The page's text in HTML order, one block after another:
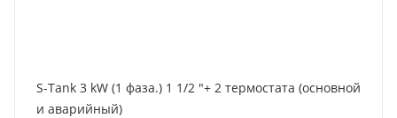
S-Tank 3 kW (1 фаза.) 1 1/2 "+ 2 термостата (основной
и аварийный)